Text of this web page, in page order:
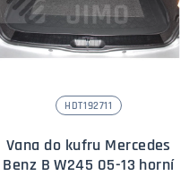
HDT192711
Vana do kufru Mercedes
Benz B W245 05-13 horní